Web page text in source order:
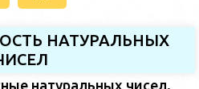
НАТУРАЛЬНЫХ
натуральных чисел.